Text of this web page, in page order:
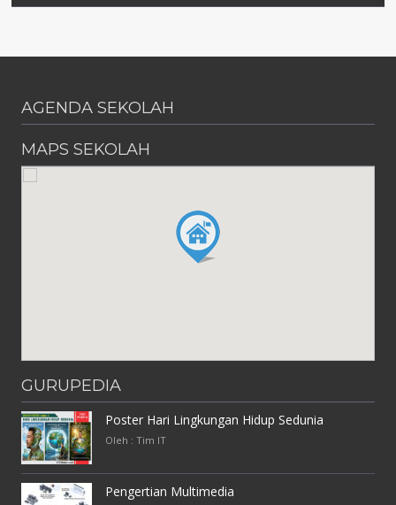
AGENDA SEKOLAH
MAPS SEKOLAH
GURUPEDIA
Poster Hari Lingkungan Hidup Sedunia
Oleh : Tim IT
Pengertian Multimedia